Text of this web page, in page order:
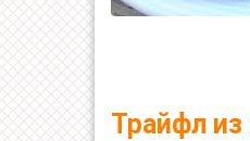
Трайфл из